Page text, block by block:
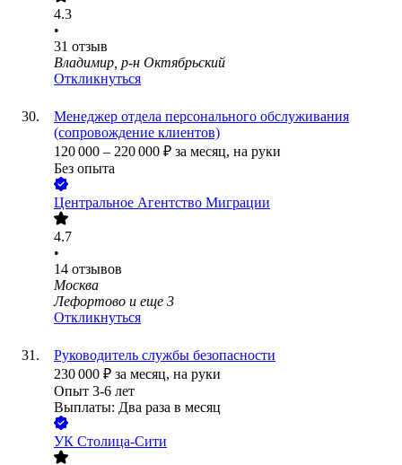
4.3
•
31 отзыв
Владимир, р-н Октябрьский
Откликнуться
Менеджер отдела персонального обслуживания
(сопровождение клиентов)
120 000 – 220 000 ₽ за месяц, на руки
Без опыта
Центральное Агентство Миграции
4.7
•
14 отзывов
Москва
Лефортово и еще 3
Откликнуться
Руководитель службы безопасности
230 000 ₽ за месяц, на руки
Опыт 3-6 лет
Выплаты: Два раза в месяц
УК Столица-Сити